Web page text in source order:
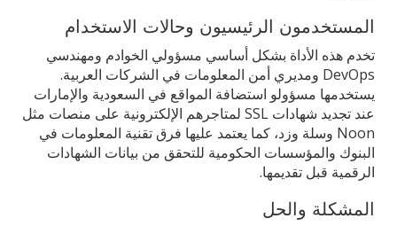
المستخدمون الرئيسيون وحالات الاستخدام
تخدم هذه الأداة بشكل أساسي مسؤولي الخوادم ومهندسي
DevOps ومديري أمن المعلومات في الشركات العربية.
يستخدمها مسؤولو استضافة المواقع في السعودية والإمارات
عند تجديد شهادات SSL لمتاجرهم الإلكترونية على منصات مثل
Noon وسلة وزد، كما يعتمد عليها فرق تقنية المعلومات في
البنوك والمؤسسات الحكومية للتحقق من بيانات الشهادات
الرقمية قبل تقديمها.
المشكلة والحل